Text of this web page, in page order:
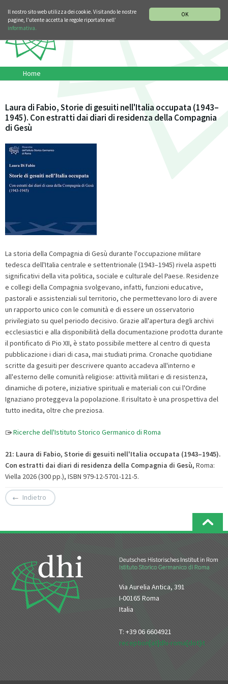
OK
Il nostro sito web utilizza dei cookie. Visitando le nostre
pagine, l’utente accetta le regole riportate nell’
informativa.
Home
Laura di Fabio, Storie di gesuiti nell'Italia occupata (1943–
1945). Con estratti dai diari di residenza della Compagnia
di Gesù
La storia della Compagnia di Gesù durante l'occupazione militare
tedesca dell'Italia centrale e settentrionale (1943–1945) rivela aspetti
significativi della vita politica, sociale e culturale del Paese. Residenze
e collegi della Compagnia svolgevano, infatti, funzioni educative,
pastorali e assistenziali sul territorio, che permettevano loro di avere
un rapporto unico con le comunità e di essere un osservatorio
privilegiato su quel periodo decisivo. Grazie all'apertura degli archivi
ecclesiastici e alla disponibilità della documentazione prodotta durante
il pontificato di Pio XII, è stato possibile mettere al centro di questa
pubblicazione i diari di casa, mai studiati prima. Cronache quotidiane
scritte da gesuiti per descrivere quanto accadeva all'interno e
all'esterno delle comunità religiose: attività militari e di resistenza,
dinamiche di potere, iniziative spirituali e materiali con cui l'Ordine
Ignaziano proteggeva la popolazione. Il risultato è una prospettiva del
tutto inedita, oltre che preziosa.
Ricerche dell'Istituto Storico Germanico di Roma
21: Laura di Fabio, Storie di gesuiti nell'Italia occupata (1943–1945).
Con estratti dai diari di residenza della Compagnia di Gesù, Roma:
Viella 2026 (300 pp.), ISBN 979-12-5701-121-5.
Indietro
Via Aurelia Antica, 391
I-00165 Roma
Italia
T: +39 06 6604921
reception[at]dhi-roma[dot]it